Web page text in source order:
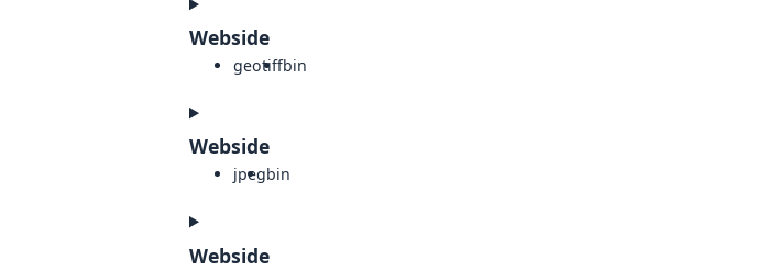
Webside
geotiffbin
Webside
jpegbin
Webside